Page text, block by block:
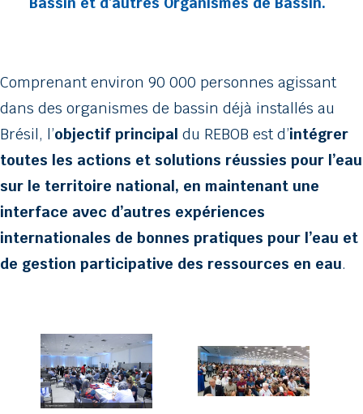
Comprenant environ 90 000 personnes agissant
dans des organismes de bassin déjà installés au
Brésil, l’objectif principal du REBOB est d’intégrer
toutes les actions et solutions réussies pour l’eau
sur le territoire national, en maintenant une
interface avec d’autres expériences
internationales de bonnes pratiques pour l’eau et
de gestion participative des ressources en eau.